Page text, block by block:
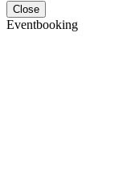
Close
Eventbooking